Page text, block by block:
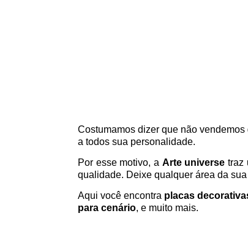
Costumamos dizer que não
a todos sua personalidade.
Por esse motivo, a Arte universe traz
qualidade. Deixe qualquer área da
Aqui você encontra placas
para cenário, e muito mais.